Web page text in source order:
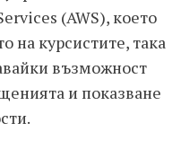
(AWS), което
на курсистите, така
възможност
и показване